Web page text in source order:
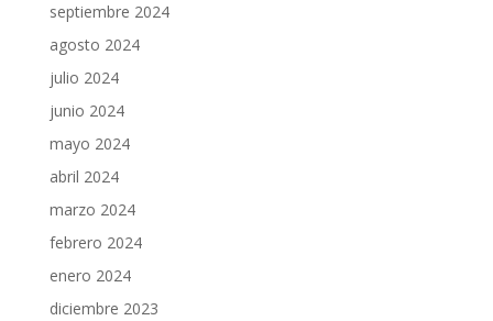
septiembre 2024
agosto 2024
julio 2024
junio 2024
mayo 2024
abril 2024
marzo 2024
febrero 2024
enero 2024
diciembre 2023